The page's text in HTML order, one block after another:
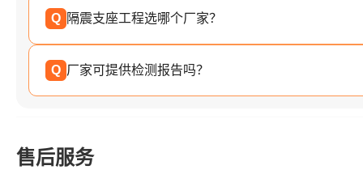
Q 隔震支座工程选哪个厂家？
Q 厂家可提供检测报告吗？
售后服务